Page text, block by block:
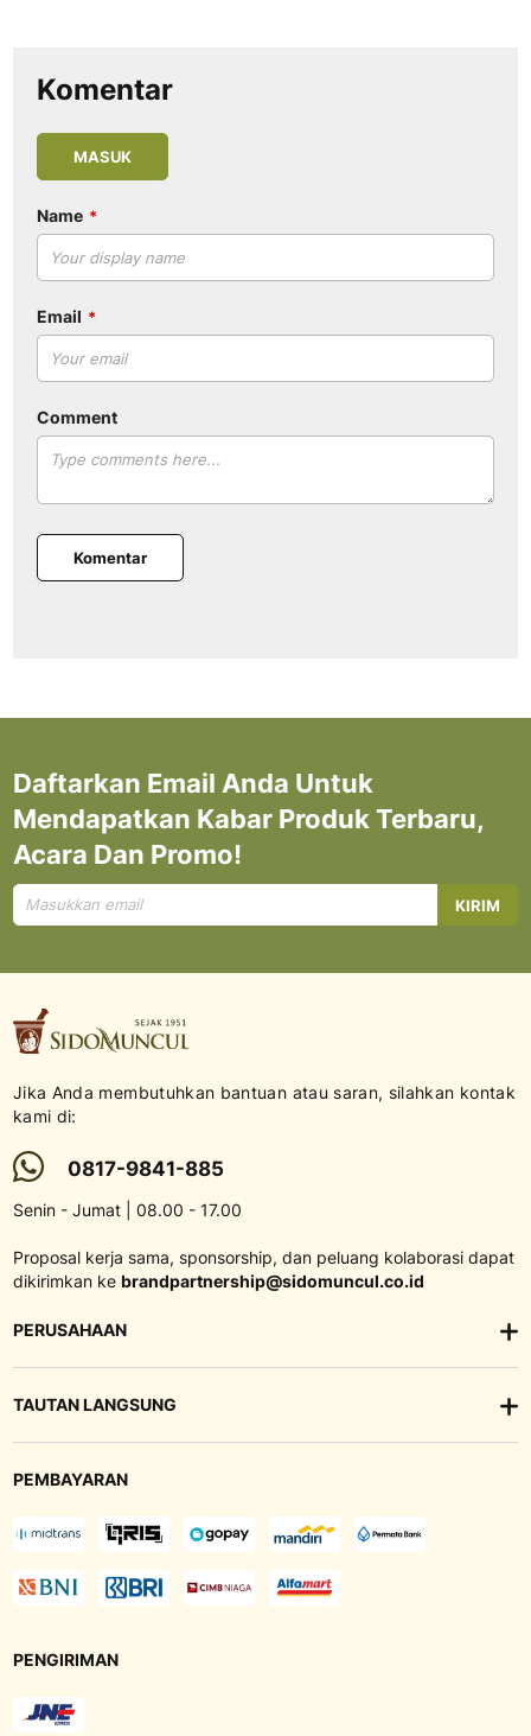
Komentar
MASUK
Name
Email
Comment
Komentar
Daftarkan Email Anda Untuk
Mendapatkan Kabar Produk Terbaru,
Acara Dan Promo!
Mendaftar
untuk
KIRIM
Jika Anda membutuhkan bantuan atau saran, silahkan kontak
kami di:
0817-9841-885
Senin - Jumat | 08.00 - 17.00
Proposal kerja sama, sponsorship, dan peluang kolaborasi dapat
dikirimkan ke brandpartnership@sidomuncul.co.id
PERUSAHAAN
TAUTAN LANGSUNG
PEMBAYARAN
PENGIRIMAN